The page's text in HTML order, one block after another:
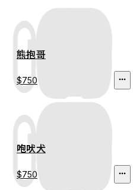
熊抱哥
$750
咆吠犬
$750